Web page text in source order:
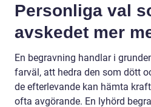
Personliga val
avskedet mer
En begravning handlar i
farväl, att hedra den som dött
de efterlevande kan hämta
ofta avgörande. En lyhörd